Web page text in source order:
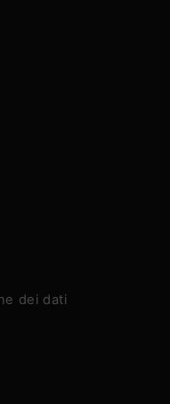
dei dati